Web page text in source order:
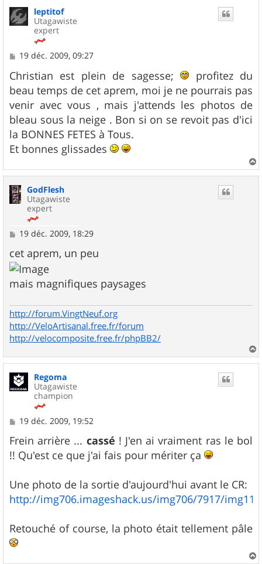
leptitof
Utagawiste
expert
M
s
s
a
g
e
19 déc. 2009, 09:27
Christian est plein de sagesse;
profitez du
beau temps de cet aprem, moi je ne pourrais pas
venir avec vous , mais j'attends les photos de
bleau sous la neige . Bon si on se revoit pas d'ici
la BONNES FETES à Tous.
Et bonnes glissades
a
GodFlesh
Utagawiste
expert
M
s
s
a
g
e
19 déc. 2009, 18:29
cet aprem, un peu
mais magnifiques paysages
http://forum.VingtNeuf.org
http://VeloArtisanal.free.fr/forum
http://velocomposite.free.fr/phpBB2/
a
Regoma
Utagawiste
champion
M
s
s
a
19 déc. 2009, 19:52
Frein arrière ... cassé ! J'en ai vraiment ras le bol
!! Qu'est ce que j'ai fais pour mériter ça
Une photo de la sortie d'aujourd'hui avant le CR:
http://img706.imageshack.us/img706/7917/
Retouché of course, la photo était tellement pâle